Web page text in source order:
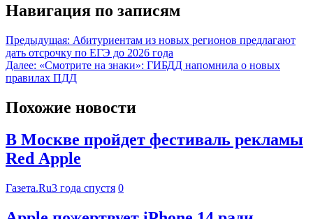
Навигация по записям
Предыдущая: Абитуриентам из новых регионов предлагают
дать отсрочку по ЕГЭ до 2026 года
Далее: «Смотрите на знаки»: ГИБДД напомнила о новых
правилах ПДД
Похожие новости
В Москве пройдет фестиваль рекламы
Red Apple
Газета.Ru3 года спустя 0